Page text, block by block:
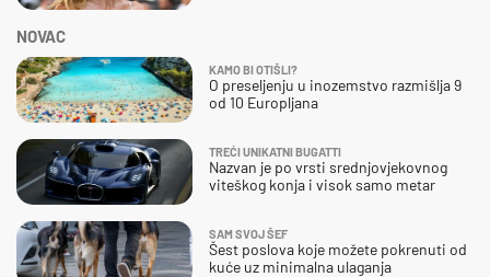
NOVAC
KAMO BI OTIŠLI?
O preseljenju u inozemstvo razmišlja 9
od 10 Europljana
TREĆI UNIKATNI BUGATTI
Nazvan je po vrsti srednjovjekovnog
viteškog konja i visok samo metar
SAM SVOJ ŠEF
Šest poslova koje možete pokrenuti od
kuće uz minimalna ulaganja